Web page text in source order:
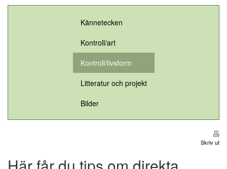
Kännetecken
Kontroll/art
Kontroll/livsform
Litteratur och projekt
Bilder
Skriv ut